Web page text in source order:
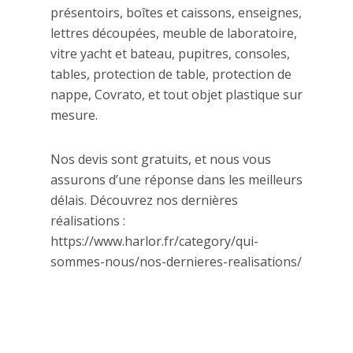
présentoirs, boîtes et caissons, enseignes,
lettres découpées, meuble de laboratoire,
vitre yacht et bateau, pupitres, consoles,
tables, protection de table, protection de
nappe, Covrato, et tout objet plastique sur
mesure.
Nos devis sont gratuits, et nous vous
assurons d’une réponse dans les meilleurs
délais. Découvrez nos dernières
réalisations :
https://www.harlor.fr/category/qui-
sommes-nous/nos-dernieres-realisations/